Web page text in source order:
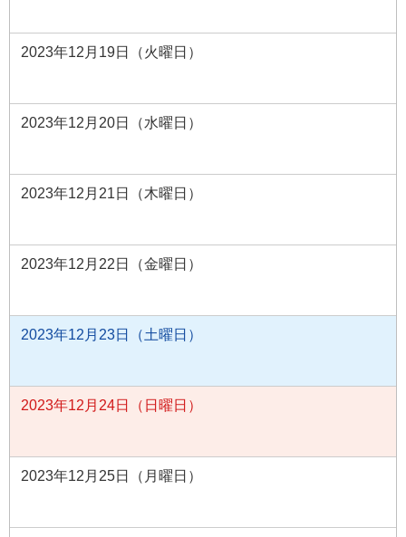
2023年12月19日（火曜日）
2023年12月20日（水曜日）
2023年12月21日（木曜日）
2023年12月22日（金曜日）
2023年12月23日（土曜日）
2023年12月24日（日曜日）
2023年12月25日（月曜日）